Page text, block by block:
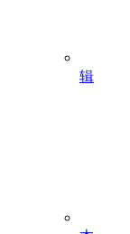
辑